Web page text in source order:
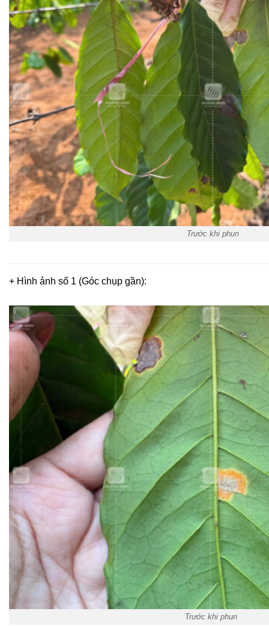
Trước khi phun
+ Hình ảnh số 1 (Góc chụp gần):
Trước khi phun